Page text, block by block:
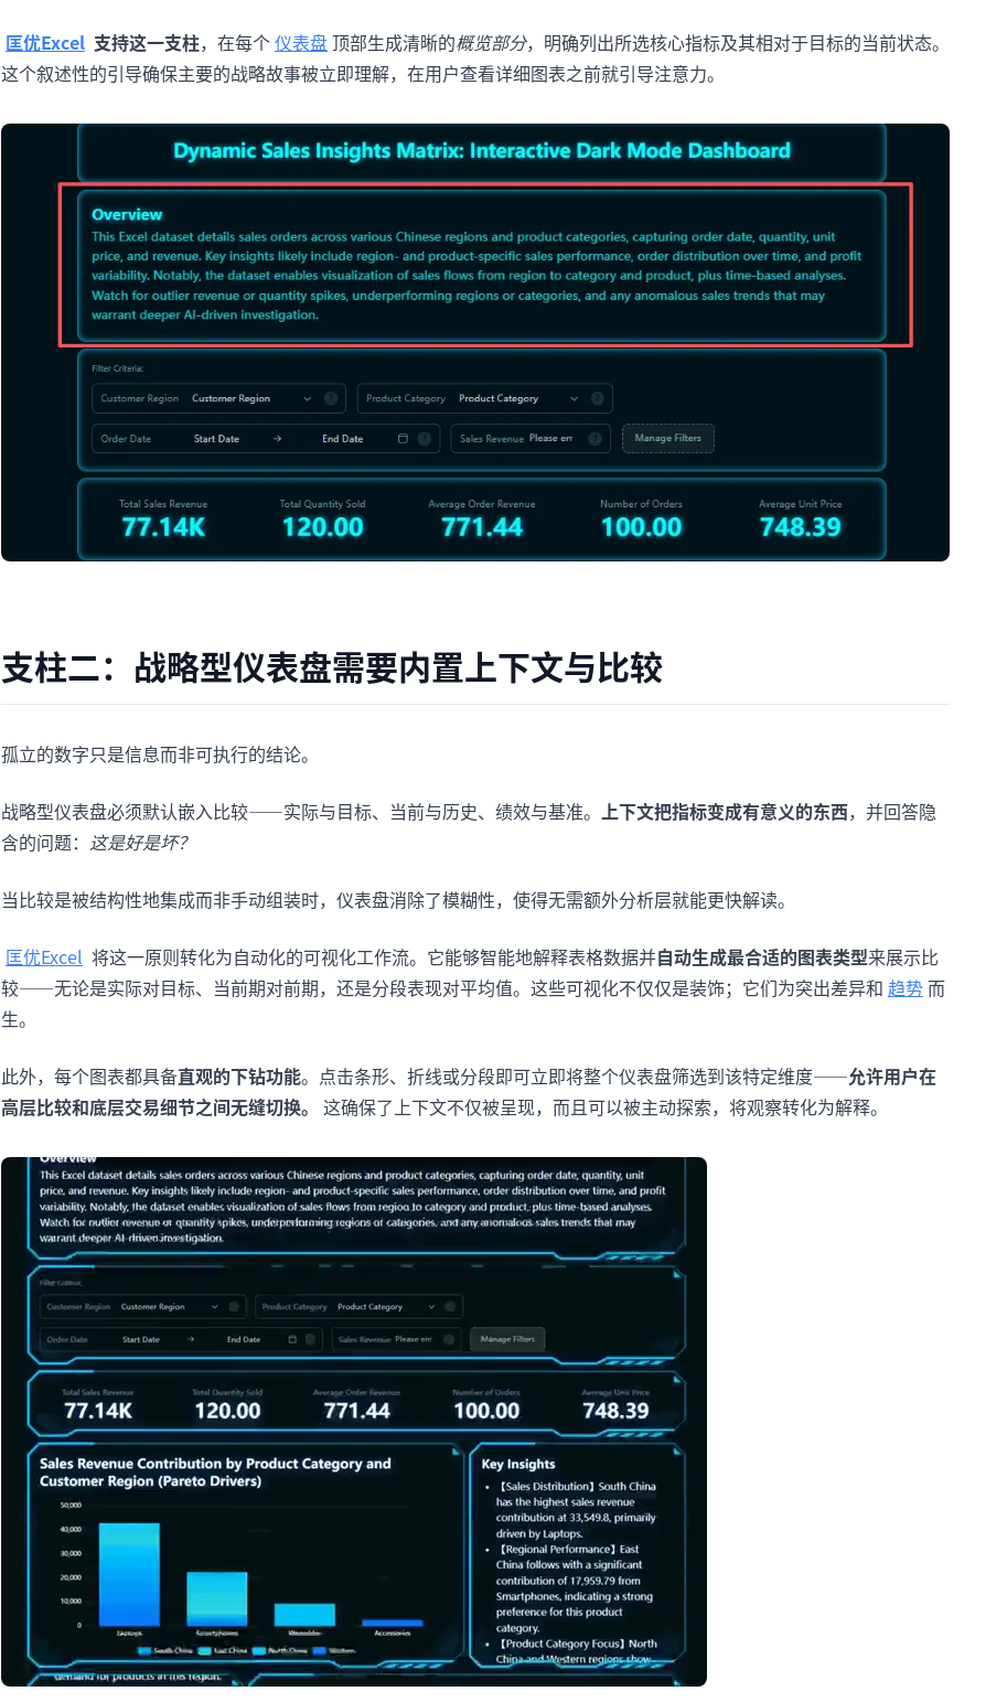
匡优Excel 支持这一支柱，在每个仪表盘顶部生成清晰的概览部分，明确列出所选核心指标及其相对于目标的当前状态。
这个叙述性的引导确保主要的战略故事被立即理解，在用户查看详细图表之前就引导注意力。
支柱二：战略型仪表盘需要内置上下文与比较
孤立的数字只是信息而非可执行的结论。
战略型仪表盘必须默认嵌入比较——实际与目标、当前与历史、绩效与基准。 上下文把指标变成有意义的东西，并回答隐
含的问题： 这是好是坏？
当比较是被结构性地集成而非手动组装时，仪表盘消除了模糊性，使得无需额外分析层就能更快解读。
匡优Excel 将这一原则转化为自动化的可视化工作流。它能够智能地解释表格数据并自动生成最合适的图表类型来展示比
较——无论是实际对目标、当前期对前期，还是分段表现对平均值。这些可视化不仅仅是装饰；它们为突出差异和 趋势而
生。
此外，每个图表都具备直观的下钻功能。点击条形、折线或分段即可立即将整个仪表盘筛选到该特定维度——允许用户在
高层比较和底层交易细节之间无缝切换。 这确保了上下文不仅被呈现，而且可以被主动探索，将观察转化为解释。